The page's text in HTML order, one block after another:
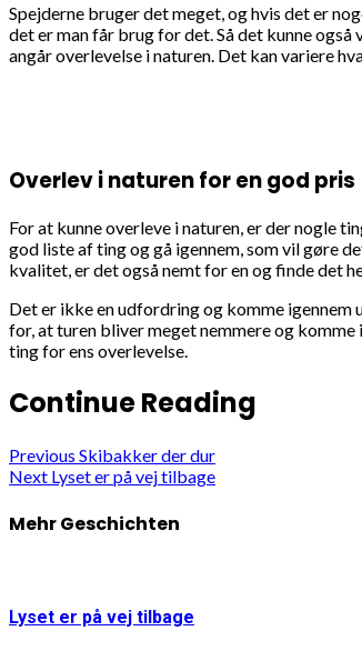
Spejderne bruger det meget, og hvis det er
det er man får brug for det. Så det kunne
angår overlevelse i naturen. Det kan variere
Overlev i naturen for en god pris
For at kunne overleve i naturen, er der nogle
god liste af ting og gå igennem, som vil gøre
kvalitet, er det også nemt for en og finde det
Det er ikke en udfordring og komme
for, at turen bliver meget nemmere og
ting for ens overlevelse.
Continue Reading
Previous Skibakker der dur
Next Lyset er på vej tilbage
Mehr Geschichten
Lyset er på vej tilbage